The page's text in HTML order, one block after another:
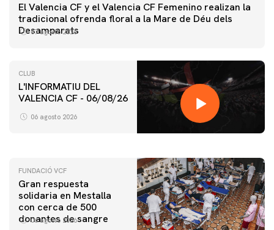
El Valencia CF y el Valencia CF Femenino realizan la
tradicional ofrenda floral a la Mare de Déu dels
Desamparats
07 agosto 2026
CLUB
L'INFORMATIU DEL
VALENCIA CF - 06/08/26
06 agosto 2026
PRIMER EQUIPO
ENTRENAMIENTO DEL VALENCIA CF 6/8/2026
FUNDACIÓ VCF
Gran respuesta
solidaria en Mestalla
con cerca de 500
donantes de sangre
06 agosto 2026